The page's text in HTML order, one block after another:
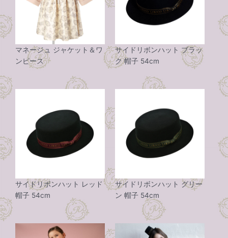
マネージュ ジャケット＆ワ
ンピース
サイドリボンハット ブラッ
ク 帽子 54cm
サイドリボンハット レッド
帽子 54cm
サイドリボンハット グリー
ン 帽子 54cm